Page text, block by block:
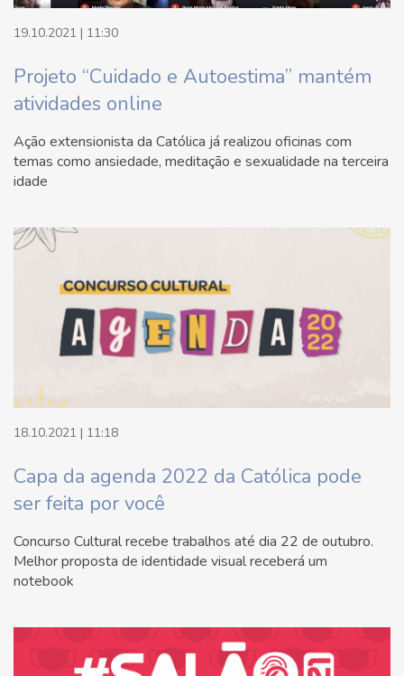
19.10.2021 | 11:30
Projeto “Cuidado e Autoestima” mantém
atividades online
Ação extensionista da Católica já realizou oficinas com
temas como ansiedade, meditação e sexualidade na terceira
idade
18.10.2021 | 11:18
Capa da agenda 2022 da Católica pode
ser feita por você
Concurso Cultural recebe trabalhos até dia 22 de outubro.
Melhor proposta de identidade visual receberá um
notebook